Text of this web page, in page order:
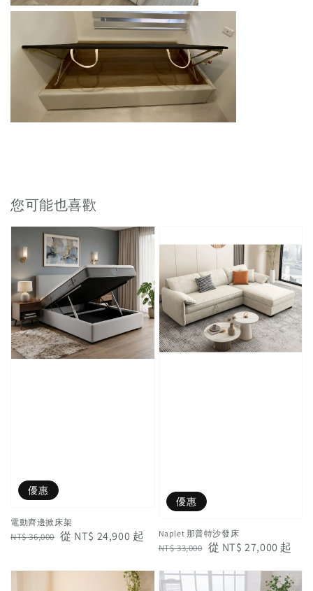
您可能也喜歡
優惠
電動齊邊掀床架
Regular
NT$ 36,000 Sale
從 NT$ 24,900 起
優惠
Naplet 那普特沙發床
Regular
NT$ 33,000 Sale
從 NT$ 27,000 起